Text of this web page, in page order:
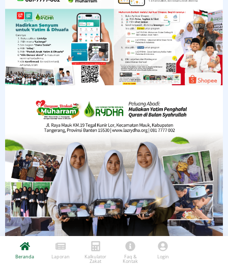
Beranda Laporan Kalkulator
Zakat
Faq &
Kontak
Login